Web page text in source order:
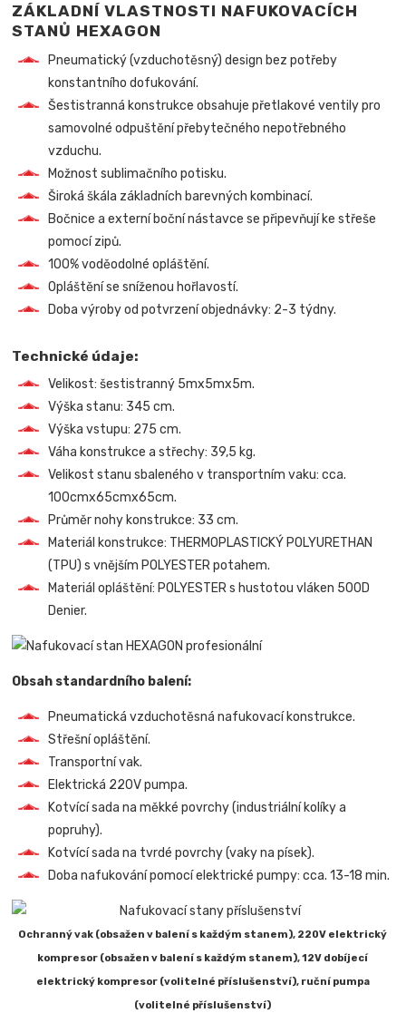
ZÁKLADNÍ VLASTNOSTI NAFUKOVACÍCH
STANŮ HEXAGON
Pneumatický (vzduchotěsný) design bez potřeby
konstantního dofukování.
Šestistranná konstrukce obsahuje přetlakové ventily pro
samovolné odpuštění přebytečného nepotřebného
vzduchu.
Možnost sublimačního potisku.
Široká škála základních barevných kombinací.
Bočnice a externí boční nástavce se připevňují ke střeše
pomocí zipů.
100% voděodolné opláštění.
Opláštění se sníženou hořlavostí.
Doba výroby od potvrzení objednávky: 2-3 týdny.
Technické údaje:
Velikost: šestistranný 5mx5mx5m.
Výška stanu: 345 cm.
Výška vstupu: 275 cm.
Váha konstrukce a střechy: 39,5 kg.
Velikost stanu sbaleného v transportním vaku: cca.
100cmx65cmx65cm.
Průměr nohy konstrukce: 33 cm.
Materiál konstrukce: THERMOPLASTICKÝ POLYURETHAN
(TPU) s vnějším POLYESTER potahem.
Materiál opláštění: POLYESTER s hustotou vláken 500D
Denier.
Obsah standardního balení:
Pneumatická vzduchotěsná nafukovací konstrukce.
Střešní opláštění.
Transportní vak.
Elektrická 220V pumpa.
Kotvící sada na měkké povrchy (industriální kolíky a
popruhy).
Kotvící sada na tvrdé povrchy (vaky na písek).
Doba nafukování pomocí elektrické pumpy: cca. 13-18 min.
Ochranný vak (obsažen v balení s každým stanem), 220V elektrický
kompresor (obsažen v balení s každým stanem), 12V dobíjecí
elektrický kompresor (volitelné příslušenství), ruční pumpa
(volitelné příslušenství)